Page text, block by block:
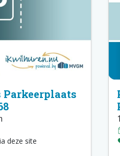
deze site